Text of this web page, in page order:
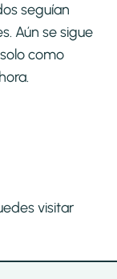
seguían
Aún se sigue
como
visitar